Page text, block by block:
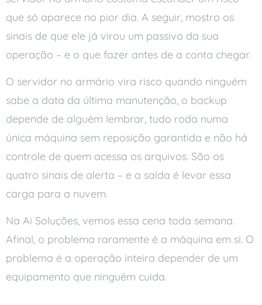
que só aparece no pior dia. A seguir, mostro os
sinais de que ele já virou um passivo da sua
operação – e o que fazer antes de a conta chegar.
O servidor no armário vira risco quando ninguém
sabe a data da última manutenção, o backup
depende de alguém lembrar, tudo roda numa
única máquina sem reposição garantida e não há
controle de quem acessa os arquivos. São os
quatro sinais de alerta – e a saída é levar essa
carga para a nuvem.
Na Ai Soluções, vemos essa cena toda semana.
Afinal, o problema raramente é a máquina em si. O
problema é a operação inteira depender de um
equipamento que ninguém cuida.